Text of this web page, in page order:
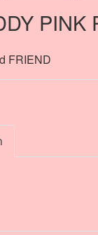
PINK
FRIEND